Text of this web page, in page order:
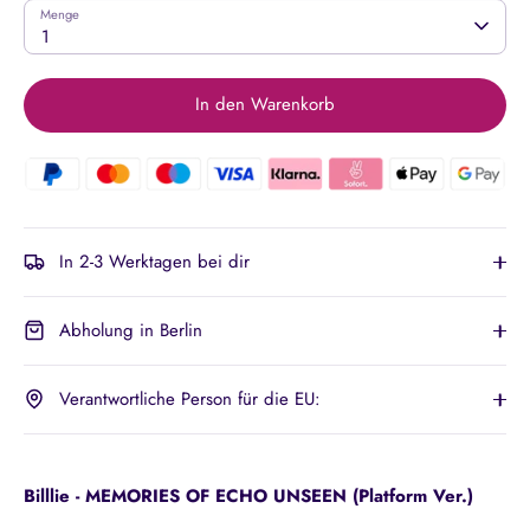
Menge
1
In den Warenkorb
In 2-3 Werktagen bei dir
Abholung in Berlin
Verantwortliche Person für die EU:
Billlie - MEMORIES OF ECHO UNSEEN (Platform Ver.)